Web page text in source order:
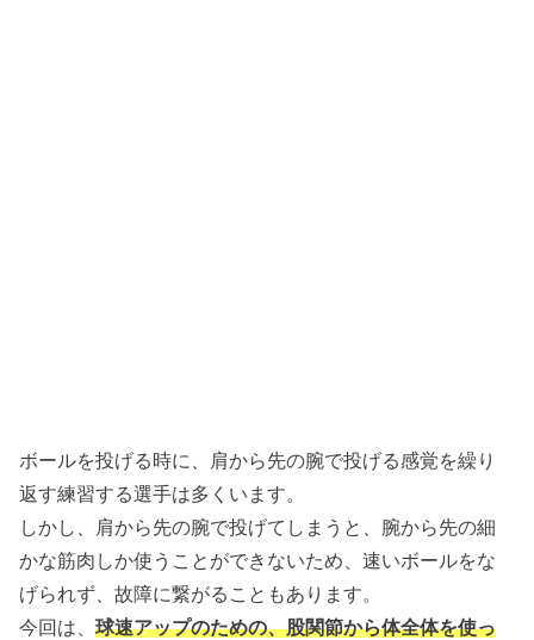
ボールを投げる時に、肩から先の腕で投げる感覚を繰り
返す練習する選手は多くいます。
しかし、肩から先の腕で投げてしまうと、腕から先の細
かな筋肉しか使うことができないため、速いボールをな
げられず、故障に繋がることもあります。
今回は、球速アップのための、股関節から体全体を使っ